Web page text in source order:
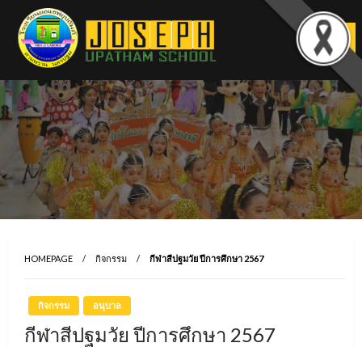
content
HOMEPAGE กิจกรรม กีฬาสีปฐมวัย ปีการศึกษา 2567
กิจกรรม อนุบาล
กีฬาสีปฐมวัย ปีการศึกษา 2567